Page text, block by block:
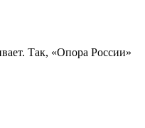
Так, «Опора России»